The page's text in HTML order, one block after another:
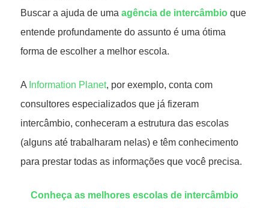
Buscar a ajuda de uma agência de intercâmbioque
entende profundamente do assunto é uma ótima
forma de escolher a melhor escola.
A Information Planet, por exemplo, conta com
consultores especializados que já fizeram
intercâmbio, conheceram a estrutura das escolas
(alguns até trabalharam nelas) e têm conhecimento
para prestar todas as informações que você precisa.
Conheça as melhores escolas de intercâmbio